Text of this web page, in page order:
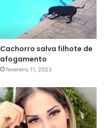
Cachorro salva filhote de
afogamento
fevereiro 11, 2023